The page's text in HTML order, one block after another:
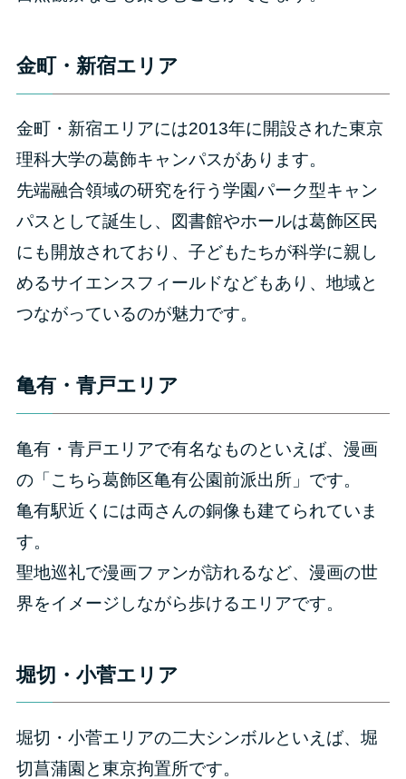
金町・新宿エリア
金町・新宿エリアには2013年に開設された東京
理科大学の葛飾キャンパスがあります。
先端融合領域の研究を行う学園パーク型キャン
パスとして誕生し、図書館やホールは葛飾区民
にも開放されており、子どもたちが科学に親し
めるサイエンスフィールドなどもあり、地域と
つながっているのが魅力です。
亀有・青戸エリア
亀有・青戸エリアで有名なものといえば、漫画
の「こちら葛飾区亀有公園前派出所」です。
亀有駅近くには両さんの銅像も建てられていま
す。
聖地巡礼で漫画ファンが訪れるなど、漫画の世
界をイメージしながら歩けるエリアです。
堀切・小菅エリア
堀切・小菅エリアの二大シンボルといえば、堀
切菖蒲園と東京拘置所です。